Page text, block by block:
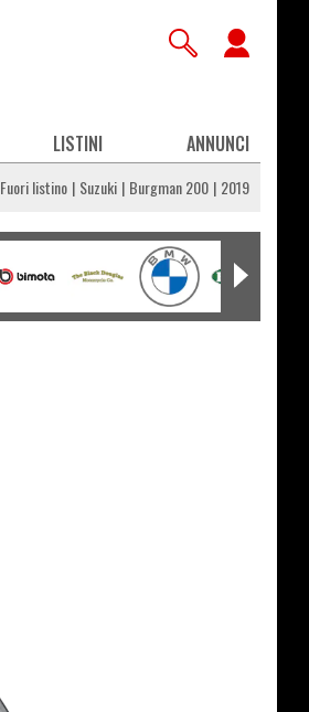
LISTINI ANNUNCI
Fuori listino Suzuki Burgman 200 2019